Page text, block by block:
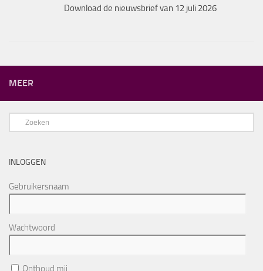
Download de nieuwsbrief van 12 juli 2026
MEER
INLOGGEN
Gebruikersnaam
Wachtwoord
Onthoud mij